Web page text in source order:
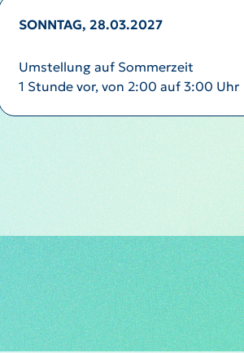
SONNTAG, 28.03.2027
Umstellung auf Sommerzeit
1 Stunde vor, von 2:00 auf 3:00 Uhr